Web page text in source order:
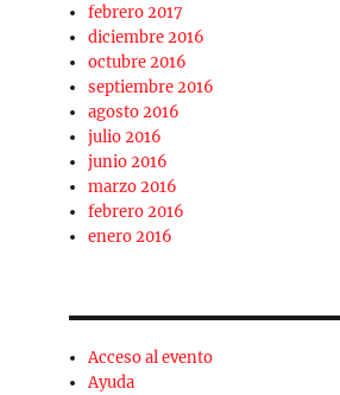
febrero 2017
diciembre 2016
octubre 2016
septiembre 2016
agosto 2016
julio 2016
junio 2016
marzo 2016
febrero 2016
enero 2016
Acceso al evento
Ayuda